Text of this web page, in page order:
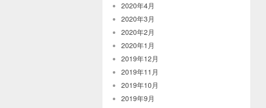
2020年4月
2020年3月
2020年2月
2020年1月
2019年12月
2019年11月
2019年10月
2019年9月